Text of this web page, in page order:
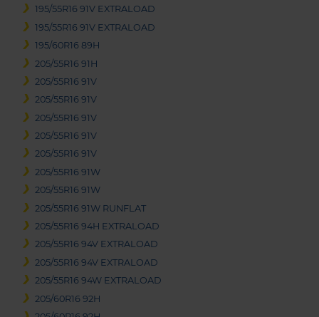
195/55R16 91V EXTRALOAD
195/55R16 91V EXTRALOAD
195/60R16 89H
205/55R16 91H
205/55R16 91V
205/55R16 91V
205/55R16 91V
205/55R16 91V
205/55R16 91V
205/55R16 91W
205/55R16 91W
205/55R16 91W RUNFLAT
205/55R16 94H EXTRALOAD
205/55R16 94V EXTRALOAD
205/55R16 94V EXTRALOAD
205/55R16 94W EXTRALOAD
205/60R16 92H